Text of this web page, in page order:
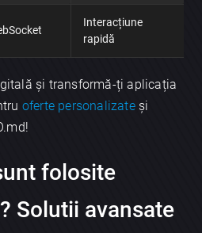
Interacțiune
rapidă
și transformă-ți aplicația
oferte personalizateși
folosite
Solutii avansate